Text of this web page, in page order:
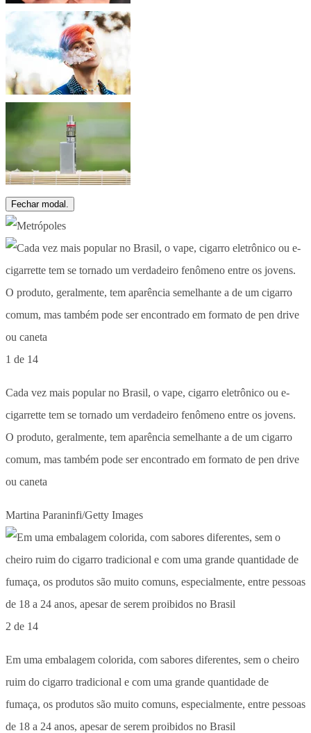
Fechar modal.
1 de 14
Cada vez mais popular no Brasil, o vape, cigarro eletrônico ou e-
cigarrette tem se tornado um verdadeiro fenômeno entre os jovens.
O produto, geralmente, tem aparência semelhante a de um cigarro
comum, mas também pode ser encontrado em formato de pen drive
ou caneta
Martina Paraninfi/Getty Images
2 de 14
Em uma embalagem colorida, com sabores diferentes, sem o cheiro
ruim do cigarro tradicional e com uma grande quantidade de
fumaça, os produtos são muito comuns, especialmente, entre pessoas
de 18 a 24 anos, apesar de serem proibidos no Brasil